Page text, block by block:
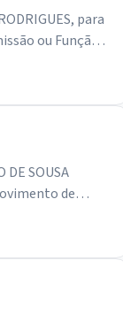
para
ou Função
SOUSA
de